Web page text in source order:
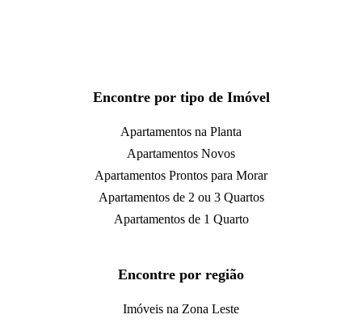
Encontre por tipo de Imóvel
Apartamentos na Planta
Apartamentos Novos
Apartamentos Prontos para Morar
Apartamentos de 2 ou 3 Quartos
Apartamentos de 1 Quarto
Encontre por região
Imóveis na Zona Leste